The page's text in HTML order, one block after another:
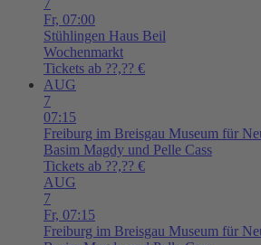
Fr, 07:00
Stühlingen Haus Beil
Wochenmarkt
Tickets ab ??,?? €
AUG
7
07:15
Freiburg im Breisgau Museum für
Basim Magdy und Pelle Cass
Tickets ab ??,?? €
AUG
7
Fr, 07:15
Freiburg im Breisgau Museum für